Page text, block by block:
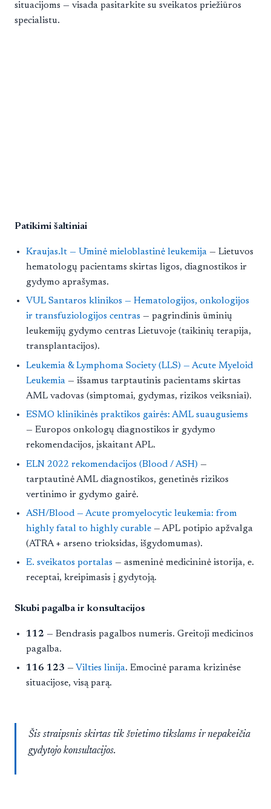
situacijoms — visada pasitarkite su sveikatos priežiūros
specialistu.
Patikimi šaltiniai
Kraujas.lt — Ūminė mieloblastinė leukemija — Lietuvos
hematologų pacientams skirtas ligos, diagnostikos ir
gydymo aprašymas.
VUL Santaros klinikos — Hematologijos, onkologijos
ir transfuziologijos centras — pagrindinis ūminių
leukemijų gydymo centras Lietuvoje (taikinių terapija,
transplantacijos).
Leukemia & Lymphoma Society (LLS) — Acute Myeloid
Leukemia — išsamus tarptautinis pacientams skirtas
AML vadovas (simptomai, gydymas, rizikos veiksniai).
ESMO klinikinės praktikos gairės: AML suaugusiems
— Europos onkologų diagnostikos ir gydymo
rekomendacijos, įskaitant APL.
ELN 2022 rekomendacijos (Blood / ASH) —
tarptautinė AML diagnostikos, genetinės rizikos
vertinimo ir gydymo gairė.
ASH/Blood — Acute promyelocytic leukemia: from
highly fatal to highly curable — APL potipio apžvalga
(ATRA + arseno trioksidas, išgydomumas).
E. sveikatos portalas — asmeninė medicininė istorija, e.
receptai, kreipimasis į gydytoją.
Skubi pagalba ir konsultacijos
112 — Bendrasis pagalbos numeris. Greitoji medicinos
pagalba.
116 123 — Vilties linija. Emocinė parama krizinėse
situacijose, visą parą.
Šis straipsnis skirtas tik švietimo tikslams ir nepakeičia
gydytojo konsultacijos.